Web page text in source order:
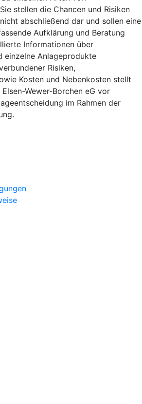
stellen die Chancen und Risiken
abschließend dar und sollen eine
Aufklärung und Beratung
Informationen über
einzelne Anlageprodukte
Risiken,
Kosten und Nebenkosten stellt
Wewer-Borchen eG vor
im Rahmen der